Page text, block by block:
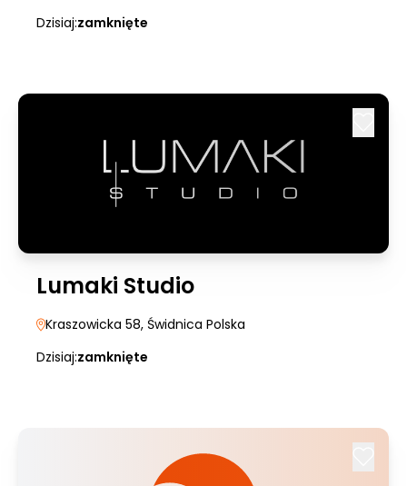
Dzisiaj:zamknięte
Lumaki Studio
Kraszowicka 58, Świdnica Polska
Dzisiaj:zamknięte